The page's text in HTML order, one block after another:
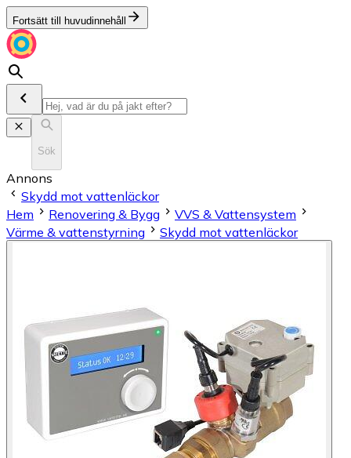
Fortsätt till huvudinnehåll
Sök
Annons
Skydd mot vattenläckor
Hem
Renovering & Bygg
VVS & Vattensystem
Värme & vattenstyrning
Skydd mot vattenläckor